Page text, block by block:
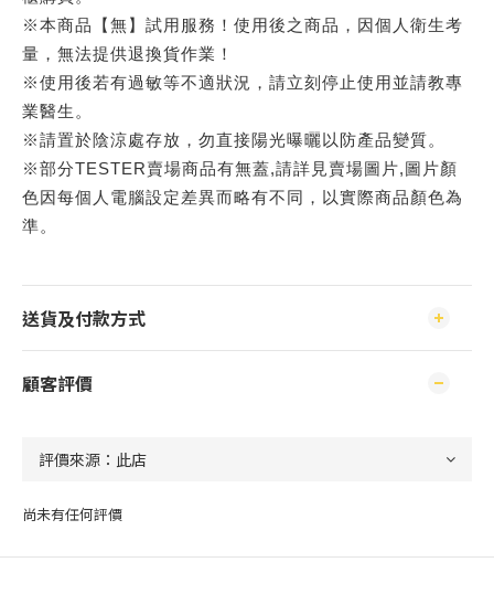
※本商品【無】試用服務！使用後之商品，因個人衛生考
量，無法提供退換貨作業！
※使用後若有過敏等不適狀況，請立刻停止使用並請教專
業醫生。
※請置於陰涼處存放，勿直接陽光曝曬以防產品變質。
※部分TESTER賣場商品有無蓋,請詳見賣場圖片,圖片顏
色因每個人電腦設定差異而略有不同，以實際商品顏色為
準。
送貨及付款方式
顧客評價
尚未有任何評價